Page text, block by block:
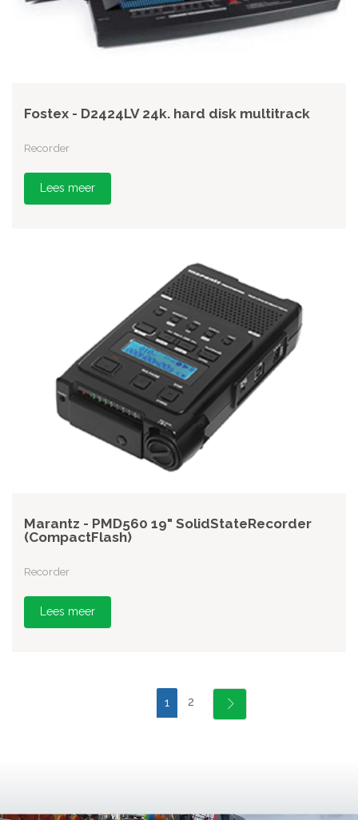
Fostex - D2424LV 24k. hard disk multitrack
Recorder
Lees meer
Marantz - PMD560 19" SolidStateRecorder
(CompactFlash)
Recorder
Lees meer
1 2